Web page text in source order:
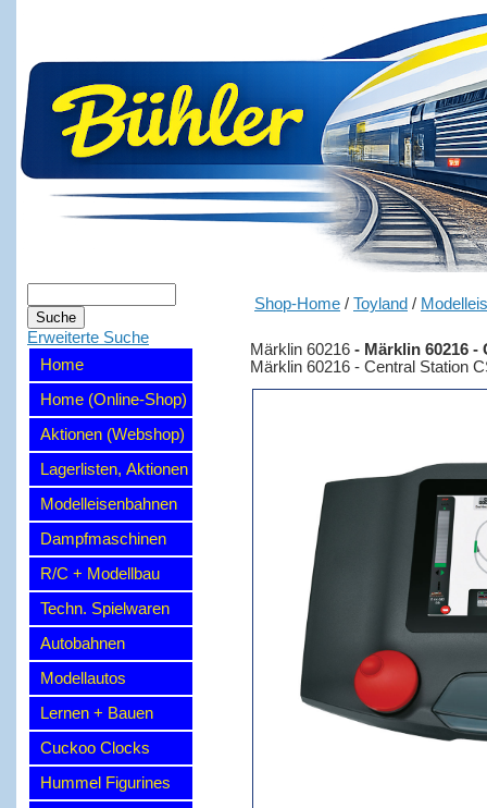
Erweiterte Suche
Home
Home (Online-Shop)
Aktionen (Webshop)
Lagerlisten, Aktionen
Modelleisenbahnen
Dampfmaschinen
R/C + Modellbau
Techn. Spielwaren
Autobahnen
Modellautos
Lernen + Bauen
Cuckoo Clocks
Hummel Figurines
Shop-Home / Toyland /
Märklin 60216 - Märklin 60216
Märklin 60216 - Central Station